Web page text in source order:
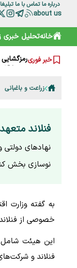
درباره ما تماس با ما
about us
خانهتحلیل خبری
خبر فوری
خامیز؛ کارپاچیوی ۱۵۰۰ ساله ساسانی
سقوط
ترامپ از
زراعت و باغبانی
فنلاند
نهادهای دولتی
نوسازی بخش
به گفته وزارت
خصوصی از
فنلاند و